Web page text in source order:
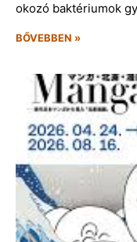
okozó baktériumok
BŐVEBBEN »